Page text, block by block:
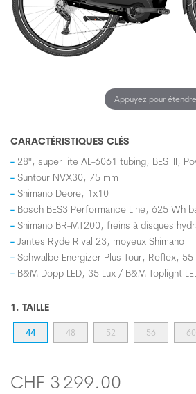
Appuyez pour étendre
CARACTÉRISTIQUES CLÉS
28", super lite AL-6061 tubing, BES III,
Suntour NVX30, 75 mm
Shimano Deore, 1x10
Bosch BES3 Performance Line, 625 Wh
Shimano BR-MT200, freins à disques
Jantes Ryde Rival 23, moyeux Shimano
Schwalbe Energizer Plus Tour, Reflex,
B&M Dopp LED, 35 Lux / B&M Toplight
1. TAILLE
44 48 52 56 60
CHF 3 299.00